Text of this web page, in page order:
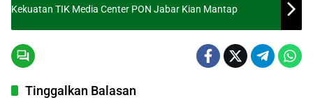
Kekuatan TIK Media Center PON Jabar Kian Mantap
Tinggalkan Balasan